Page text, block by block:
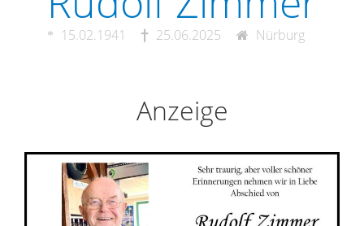
15.02.1941 25.06.2025 Nürburg
Anzeige